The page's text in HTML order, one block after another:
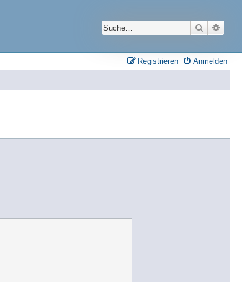
Suche
Anmelden
Registrieren